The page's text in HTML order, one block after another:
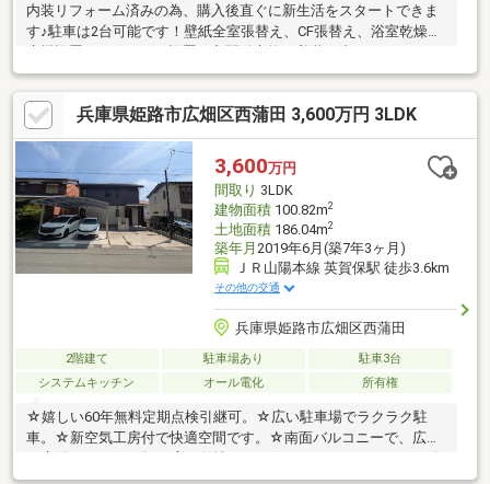
内装リフォーム済みの為、購入後直ぐに新生活をスタートできま
す♪駐車は2台可能です！壁紙全室張替え、CF張替え、浴室乾燥暖
兵庫県姫路市広畑区西蒲田 3,600万円 3LDK
3,600万円
間取り 3LDK
建物面積100.82m2
土地面積186.04m2
築年月 2019年6月(築7年3ヶ月)
ＪＲ山陽本線 英賀保駅 徒歩3.6km
その他の交通
兵庫県姫路市広畑区西蒲田
2階建て 駐車場あり
駐車3台
システムキッチン
オール電化 所有権
☆嬉しい60年無料定期点検引継可。☆広い駐車場でラクラク駐
車。☆新空気工房付で快適空間です。☆南面バルコニーで、広い
ＩＣ近く、利便性も良いです。